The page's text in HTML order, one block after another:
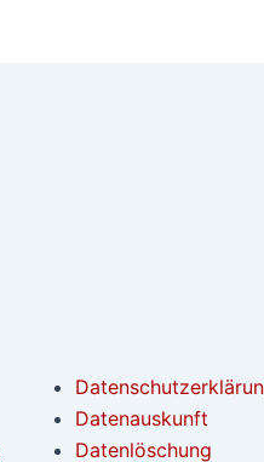
Datenauskunft
Datenlöschung